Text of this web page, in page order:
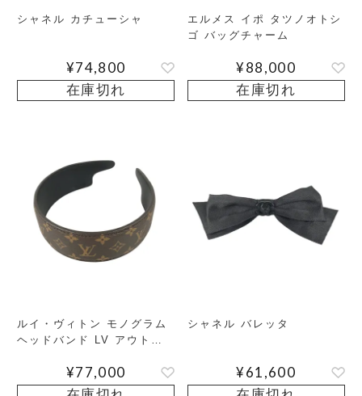
シャネル カチューシャ
¥74,800
在庫切れ
エルメス イポ タツノオトシ
ゴ バッグチャーム
¥88,000
在庫切れ
ルイ・ヴィトン モノグラム
ヘッドバンド LV アウトラ
¥77,000
シャネル バレッタ
¥61,600